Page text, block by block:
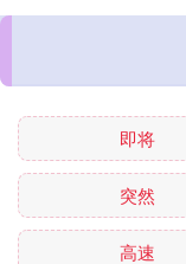
即将
突然
高速